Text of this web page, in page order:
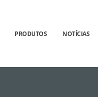
PRODUTOS NOTÍCIAS